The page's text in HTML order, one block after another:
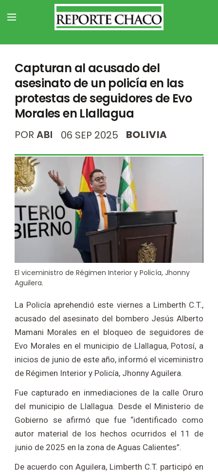
Capturan al acusado del
asesinato de un policía en las
protestas de seguidores de Evo
Morales en Llallagua
POR ABI 06 SEP 2025 BOLIVIA
El viceministro de Régimen Interior y Policía, Jhonny
Aguilera.
La Policía aprehendió este viernes a Limberth C.T.,
acusado del asesinato del bombero Jesús Alberto
Mamani Morales en el bloqueo de seguidores de
Evo Morales en el municipio de Llallagua, Potosí, a
inicios de junio de este año, informó el viceministro
de Régimen Interior y Policía, Jhonny Aguilera.
Fue capturado en inmediaciones de la calle Oruro
del municipio de Llallagua. Desde el Ministerio de
Gobierno se afirmó que fue “identificado como
autor material de los hechos ocurridos el 11 de
junio de 2025 en la zona de Aguas Calientes”.
De acuerdo con Aguilera, Limberth C.T. participó en